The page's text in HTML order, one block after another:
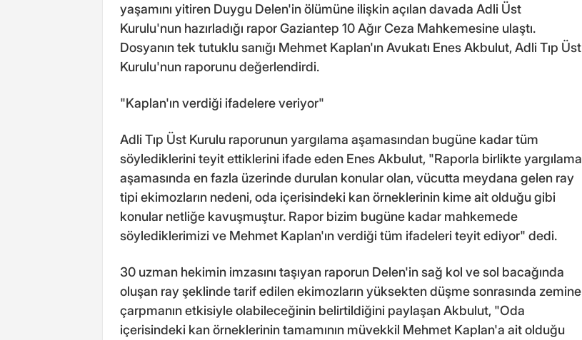
yaşamını yitiren Duygu Delen'in ölümüne ilişkin açılan davada Adli Üst
Kurulu'nun hazırladığı rapor Gaziantep 10 Ağır Ceza Mahkemesine ulaştı.
Dosyanın tek tutuklu sanığı Mehmet Kaplan'ın Avukatı Enes Akbulut, Adli Tıp Üst
Kurulu'nun raporunu değerlendirdi.
"Kaplan'ın verdiği ifadelere veriyor"
Adli Tıp Üst Kurulu raporunun yargılama aşamasından bugüne kadar tüm
söylediklerini teyit ettiklerini ifade eden Enes Akbulut, "Raporla birlikte yargılama
aşamasında en fazla üzerinde durulan konular olan, vücutta meydana gelen ray
tipi ekimozların nedeni, oda içerisindeki kan örneklerinin kime ait olduğu gibi
konular netliğe kavuşmuştur. Rapor bizim bugüne kadar mahkemede
söylediklerimizi ve Mehmet Kaplan'ın verdiği tüm ifadeleri teyit ediyor" dedi.
30 uzman hekimin imzasını taşıyan raporun Delen'in sağ kol ve sol bacağında
oluşan ray şeklinde tarif edilen ekimozların yüksekten düşme sonrasında zemine
çarpmanın etkisiyle olabileceğinin belirtildiğini paylaşan Akbulut, "Oda
içerisindeki kan örneklerinin tamamının müvekkil Mehmet Kaplan'a ait olduğu